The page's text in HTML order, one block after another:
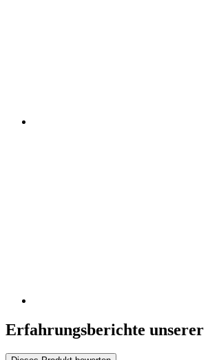
Erfahrungsberichte